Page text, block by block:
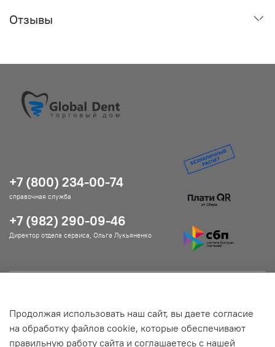
Отзывы
Подробнее о магазине
+7 (800) 234-00-74
справочная служба
+7 (982) 290-09-46
Директор отдела сервиса, Ольга Лукьяненко
Продолжая использовать наш сайт, вы даете согласие
на обработку файлов cookie, которые обеспечивают
правильную работу сайта и соглашаетесь с нашей